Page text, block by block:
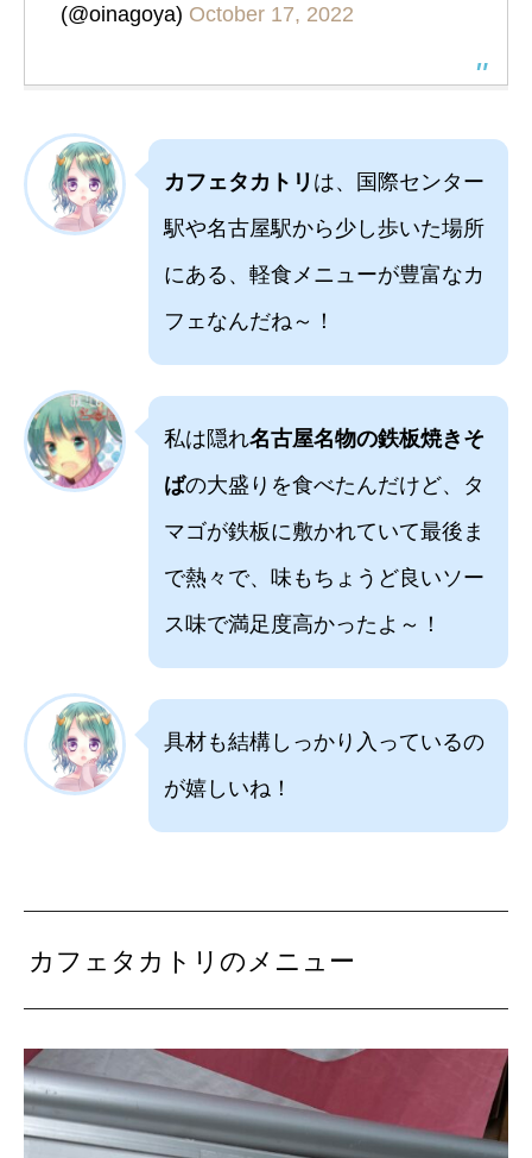
(@oinagoya) October 17, 2022
カフェタカトリ は、国際センター
駅や名古屋駅から少し歩いた場所
にある、軽食メニューが豊富なカ
フェなんだね～！
私は隠れ名古屋名物の鉄板焼きそ
ばの大盛りを食べたんだけど、タ
マゴが鉄板に敷かれていて最後ま
で熱々で、味もちょうど良いソー
ス味で満足度高かったよ～！
具材も結構しっかり入っているの
が嬉しいね！
カフェタカトリのメニュー